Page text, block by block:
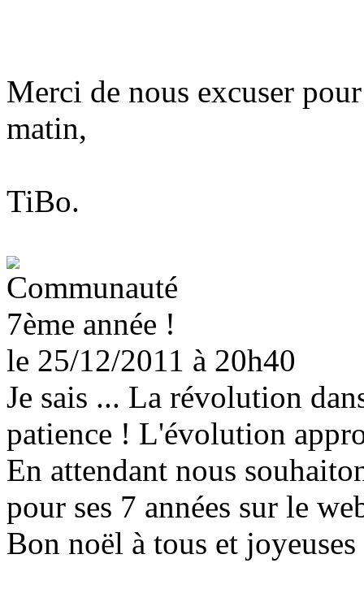
Merci de nous excuser
matin,
TiBo.
7ème année !
le 25/12/2011 à 20h40
Je sais ... La révolution
patience ! L'évolution
En attendant nous
pour ses 7 années sur le
Bon noël à tous et